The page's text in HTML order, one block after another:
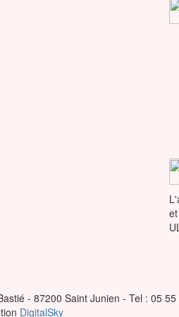
- 87200 Saint Junien - Tel : 05
DigitalSky